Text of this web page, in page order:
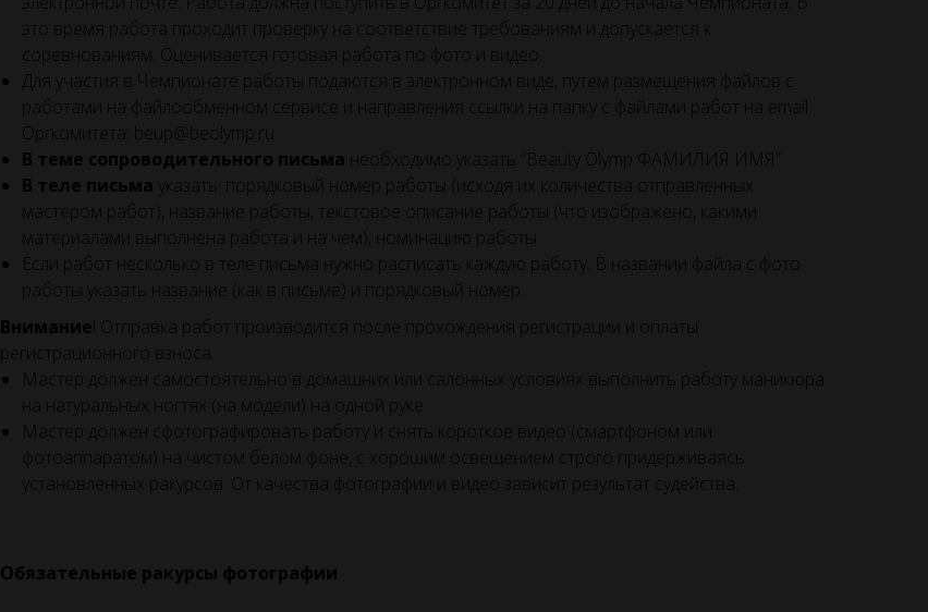
это время работа проходит проверку на соответствие требованиям и допускается к
соревнованиям. Оценивается готовая работа по фото и видео.
Для участия в Чемпионате работы подаются в электронном виде, путем размещения файлов с
работами на файлообменном сервисе и направления ссылки на папку с файлами работ на email
Оргкомитета: beup@beolymp.ru
В теме сопроводительного письма необходимо указать “Beauty Olymp ФАМИЛИЯ ИМЯ”.
В теле письма указать: порядковый номер работы (исходя их количества отправленных
мастером работ), название работы, текстовое описание работы (что изображено, какими
материалами выполнена работа и на чем), номинацию работы.
Если работ несколько в теле письма нужно расписать каждую работу. В названии файла с фото
работы указать название (как в письме) и порядковый номер.
Внимание ! Отправка работ производится после прохождения регистрации и оплаты
регистрационного взноса.
Мастер должен самостоятельно в домашних или салонных условиях выполнить работу маникюра
на натуральных ногтях (на модели) на одной руке.
Мастер должен сфотографировать работу и снять короткое видео (смартфоном или
фотоаппаратом) на чистом белом фоне, с хорошим освещением строго придерживаясь
установленных ракурсов. От качества фотографии и видео зависит результат судейства.
Обязательные ракурсы фотографии